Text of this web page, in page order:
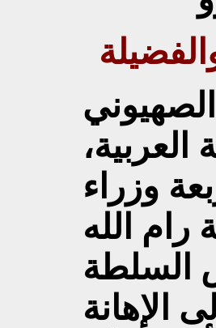
العربية،
وزراء
الله
السلطة
الإهانة